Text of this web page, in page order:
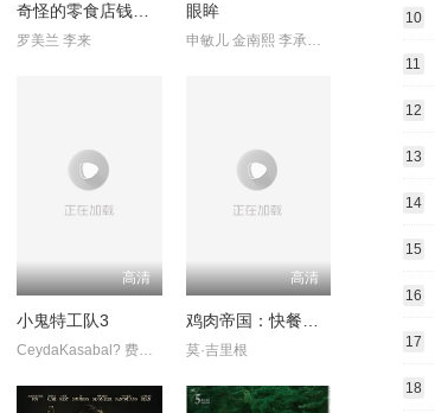
奇怪的零食店钱天堂
罗美兰 李来
眼眸
申敏儿 金南熙 李承勇 金英雅
高清
小鬼特工队3
CeydaKasabal? 费拉特·阿尔拜伦
高清
莫·吉里根
10
11
12
13
14
15
16
17
18